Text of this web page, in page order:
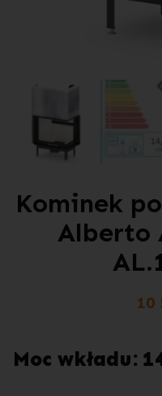
Kominek
Alberto
10
Moc wkładu: